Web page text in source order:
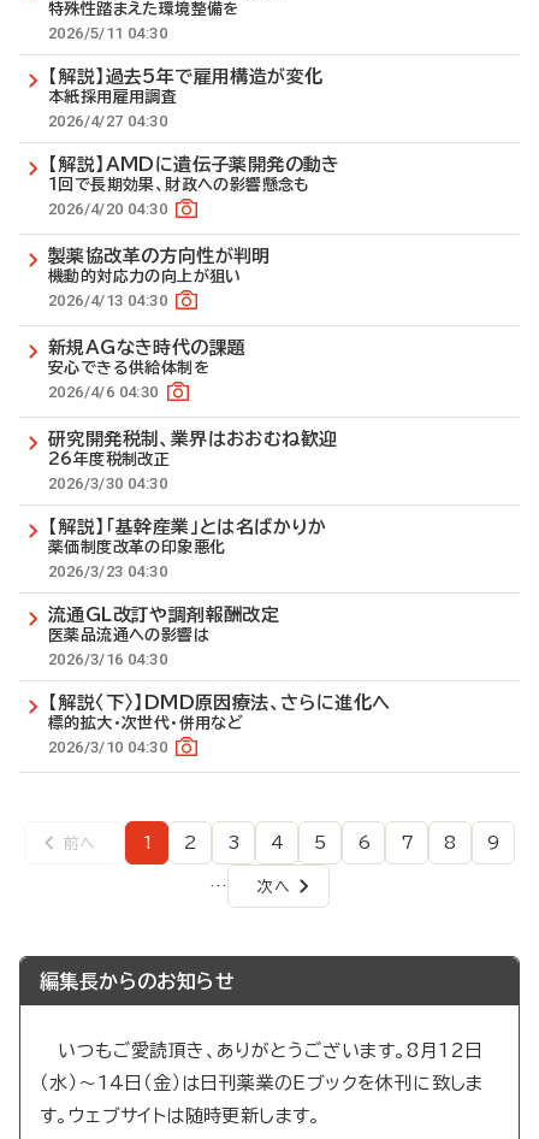
特殊性踏まえた環境整備を
2026/5/11 04:30
【解説】過去5年で雇用構造が変化
本紙採用雇用調査
2026/4/27 04:30
【解説】AMDに遺伝子薬開発の動き
1回で長期効果、財政への影響懸念も
2026/4/20 04:30
製薬協改革の方向性が判明
機動的対応力の向上が狙い
2026/4/13 04:30
新規AGなき時代の課題
安心できる供給体制を
2026/4/6 04:30
研究開発税制、業界はおおむね歓迎
26年度税制改正
2026/3/30 04:30
【解説】「基幹産業」とは名ばかりか
薬価制度改革の印象悪化
2026/3/23 04:30
流通GL改訂や調剤報酬改定
医薬品流通への影響は
2026/3/16 04:30
【解説〈下〉】DMD原因療法、さらに進化へ
標的拡大・次世代・併用など
2026/3/10 04:30
ジ
前
前へ
ペ
ー
1
ペ
ー
2
ペ
ー
3
ペ
ー
ジ
4
ペ
ー
5
ペ
ー
6
ペ
ー
7
ペ
ー
8
ペ
ー
9
…
次
ペ
次へ
編集長からのお知らせ
いつもご愛読頂き、ありがとうございます。8月12日
（水）～14日（金）は日刊薬業のEブックを休刊に致しま
す。ウェブサイトは随時更新します。